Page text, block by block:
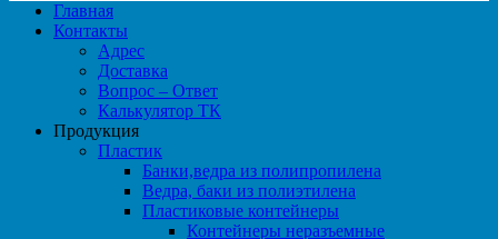
Главная
Контакты
Адрес
Доставка
Вопрос – Ответ
Калькулятор ТК
Продукция
Пластик
Банки,ведра из полипропилена
Ведра, баки из полиэтилена
Пластиковые контейнеры
Контейнеры неразъемные